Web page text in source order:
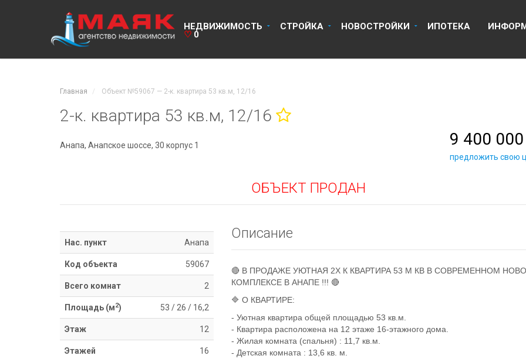
НЕДВИЖИМОСТЬ СТРОЙКА НОВОСТРОЙКИ ИПОТЕКА
♡ 0
8 918 670 14 14 8 800
Главная Объект №59067 — 2-к. квартира 53 кв.м, 12/16
2-к. квартира 53 кв.м, 12/16
Анапа, Анапское шоссе, 30 корпус 1 9 400 000
предложить свою
ОБЪЕКТ ПРОДАН
Нас. пункт Анапа
Код объекта 59067
Всего комнат 2
Площадь (м2) 53 / 26 / 16,2
Этаж 12
Этажей 16
Описание
🔴 В ПРОДАЖЕ УЮТНАЯ 2Х К КВАРТИРА 53 М КВ В СОВРЕМЕННОМ
КОМПЛЕКСЕ В АНАПЕ !!! 🔴
🔷 О КВАРТИРЕ:
- Уютная квартира общей площадью 53 кв.м.
- Квартира расположена на 12 этаже 16-этажного дома.
- Жилая комната (спальня) : 11,7 кв.м.
- Детская комната : 13,6 кв. м.